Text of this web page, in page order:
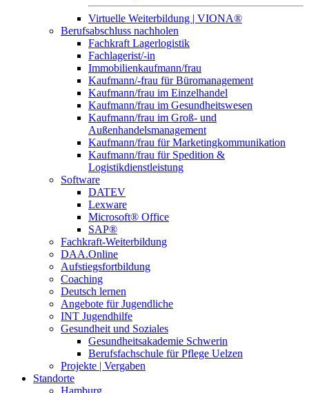
Virtuelle Weiterbildung | VIONA®
Berufsabschluss nachholen
Fachkraft Lagerlogistik
Fachlagerist/-in
Immobilienkaufmann/frau
Kaufmann/-frau für Büromanagement
Kaufmann/frau im Einzelhandel
Kaufmann/frau im Gesundheitswesen
Kaufmann/frau im Groß- und
Außenhandelsmanagement
Kaufmann/frau für Marketingkommunikation
Kaufmann/frau für Spedition &
Logistikdienstleistung
Software
DATEV
Lexware
Microsoft® Office
SAP®
Fachkraft-Weiterbildung
DAA.Online
Aufstiegsfortbildung
Coaching
Deutsch lernen
Angebote für Jugendliche
INT Jugendhilfe
Gesundheit und Soziales
Gesundheitsakademie Schwerin
Berufsfachschule für Pflege Uelzen
Projekte | Vergaben
Standorte
Hamburg